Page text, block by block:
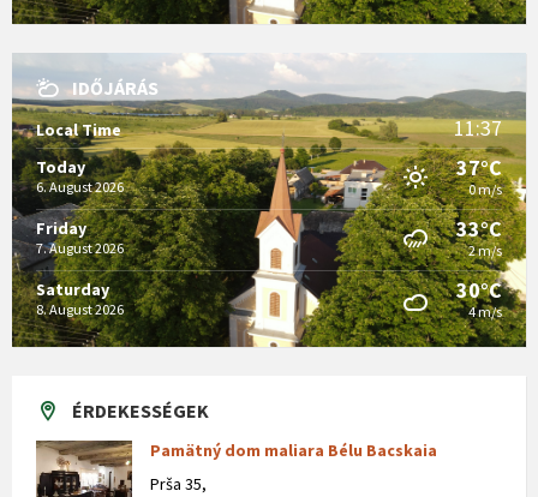
IDŐJÁRÁS
Local Time 11:37
Today
6. August 2026
37°C
0 m/s
Friday
7. August 2026
33°C
2 m/s
Saturday
8. August 2026
30°C
4 m/s
ÉRDEKESSÉGEK
Pamätný dom maliara Bélu Bacskaia
Prša 35,